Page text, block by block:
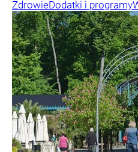
ZdrowieDodatki i programy